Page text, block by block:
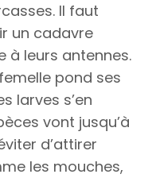
Il faut
un cadavre
à leurs antennes.
pond ses
larves s’en
vont jusqu’à
d’attirer
les mouches,